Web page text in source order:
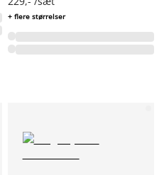
+ flere størrelser